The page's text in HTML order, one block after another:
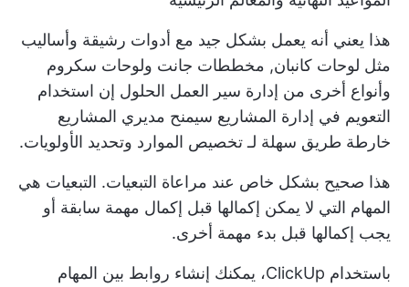
هذا يعني أنه يعمل بشكل جيد مع أدوات رشيقة وأساليب
مثل لوحات كانبان, مخططات جانت ولوحات سكروم
وأنواع أخرى من إدارة سير العمل الحلول إن استخدام
التعويم في إدارة المشاريع سيمنح مديري المشاريع
خارطة طريق سهلة لـ تخصيص الموارد وتحديد الأولويات.
هذا صحيح بشكل خاص عند مراعاة التبعيات. التبعيات هي
المهام التي لا يمكن إكمالها قبل إكمال مهمة سابقة أو
يجب إكمالها قبل بدء مهمة أخرى.
باستخدام ClickUp، يمكنك إنشاء روابط بين المهام